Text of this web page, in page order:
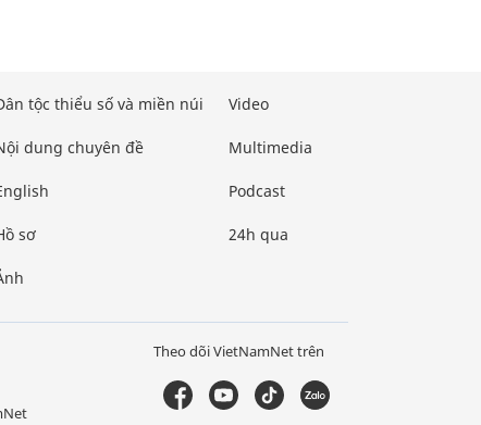
tộc thiểu số và miền núi
dung chuyên đề
sơ
Video
Multimedia
Podcast
24h qua
Theo dõi VietNamNet trên